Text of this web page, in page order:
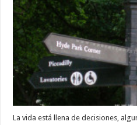
La vida está llena de decisiones,